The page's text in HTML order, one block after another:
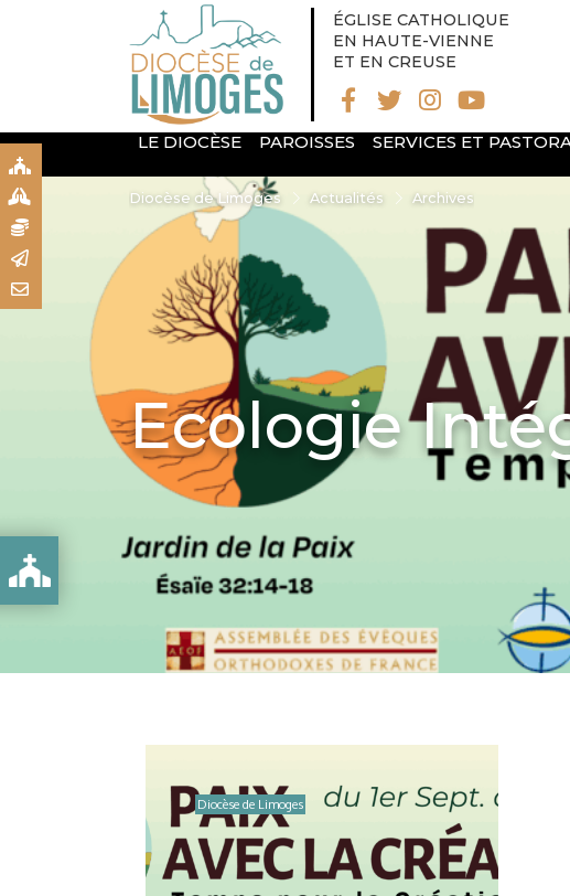
ÉGLISE CATHOLIQUE
EN HAUTE-VIENNE
ET EN CREUSE
LE DIOCÈSE PAROISSES SERVICES ET
Diocèse de Limoges Actualités Archives
Ecologie
Diocèse de Limoges